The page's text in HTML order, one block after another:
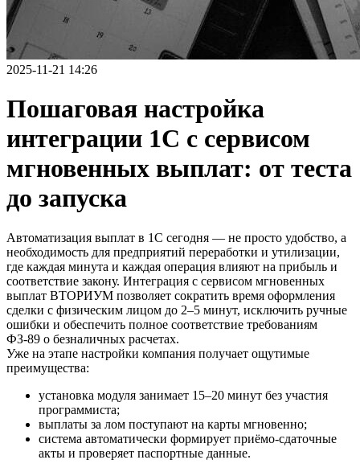
2025-11-21 14:26
Пошаговая настройка
интеграции 1С с сервисом
мгновенных выплат: от теста
до запуска
Автоматизация выплат в 1С сегодня — не просто удобство, а
необходимость для предприятий переработки и утилизации,
где каждая минута и каждая операция влияют на прибыль и
соответствие закону. Интеграция с сервисом мгновенных
выплат ВТОРИУМ позволяет сократить время оформления
сделки с физическим лицом до 2–5 минут, исключить ручные
ошибки и обеспечить полное соответствие требованиям
ФЗ‑89 о безналичных расчетах.
Уже на этапе настройки компания получает ощутимые
преимущества:
установка модуля занимает 15–20 минут без участия
программиста;
выплаты за лом поступают на карты мгновенно;
система автоматически формирует приёмо‑сдаточные
акты и проверяет паспортные данные.